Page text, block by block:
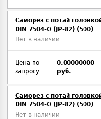
Саморез с потай
DIN 7504-O (JP-82) (500)
Нет в наличии
Цена по
запросу
0.00000000
руб.
Саморез с потай
DIN 7504-O (JP-82) (500)
Нет в наличии